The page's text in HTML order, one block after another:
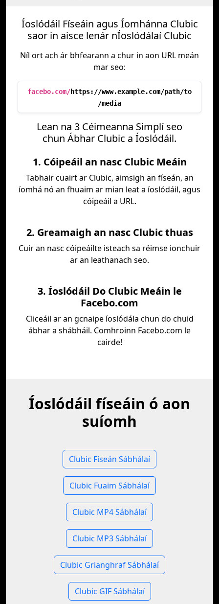
Íoslódáil Físeáin agus Íomhánna Clubic
saor in aisce lenár nÍoslódálaí Clubic
Níl ort ach ár bhfearann a chur in aon URL meán
mar seo:
facebo.com/https://www.example.com/path/to
/media
Lean na 3 Céimeanna Simplí seo
chun Ábhar Clubic a Íoslódáil.
1. Cóipeáil an nasc Clubic Meáin
Tabhair cuairt ar Clubic, aimsigh an físeán, an
íomhá nó an fhuaim ar mian leat a íoslódáil, agus
cóipeáil a URL.
2. Greamaigh an nasc Clubic thuas
Cuir an nasc cóipeáilte isteach sa réimse ionchuir
ar an leathanach seo.
3. Íoslódáil Do Clubic Meáin le
Facebo.com
Cliceáil ar an gcnaipe íoslódála chun do chuid
ábhar a shábháil. Comhroinn Facebo.com le
cairde!
Íoslódáil físeáin ó aon
suíomh
Clubic Físeán Sábhálaí
Clubic Fuaim Sábhálaí
Clubic MP4 Sábhálaí
Clubic MP3 Sábhálaí
Clubic Grianghraf Sábhálaí
Clubic GIF Sábhálaí